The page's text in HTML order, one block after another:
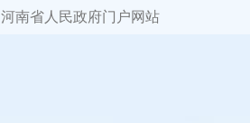
河南省人民政府门户网站